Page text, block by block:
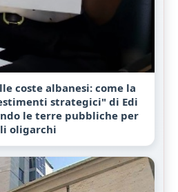
coste albanesi: come la
strategici" di Edi
le terre pubbliche per
oligarchi